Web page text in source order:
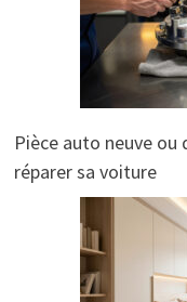
Pièce auto neuve ou
réparer sa voiture